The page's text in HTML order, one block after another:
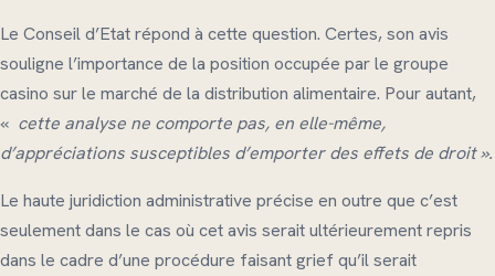
Le Conseil d’Etat répond à cette question. Certes, son avis
souligne l’importance de la position occupée par le groupe
casino sur le marché de la distribution alimentaire. Pour autant,
« cette analyse ne comporte pas, en elle-même,
d’appréciations susceptibles d’emporter des effets de droit ».
Le haute juridiction administrative précise en outre que c’est
seulement dans le cas où cet avis serait ultérieurement repris
dans le cadre d’une procédure faisant grief qu’il serait